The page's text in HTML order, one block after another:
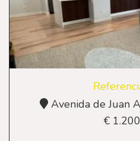
Avenida de Juan
€